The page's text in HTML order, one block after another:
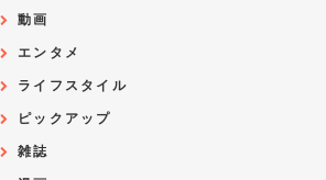
動画
エンタメ
ライフスタイル
ピックアップ
雑誌